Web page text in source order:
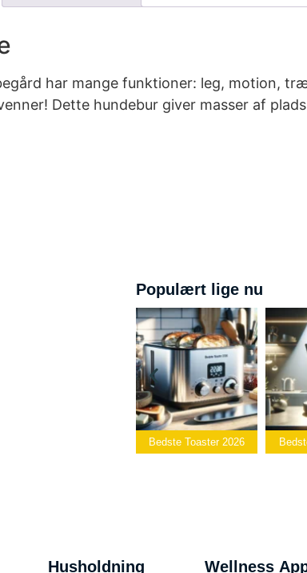
har mange funktioner: leg, motion,
Dette hundebur giver masser af
Populært lige nu
Bedste Toaster 2026 Bedste Elkedel
Husholdning Wellness